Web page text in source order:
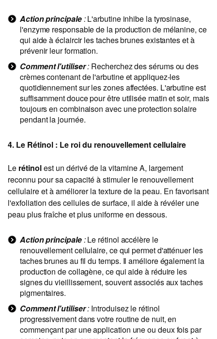
Action principale:L'arbutine inhibe la tyrosinase,
l'enzyme responsable de la production de mélanine, ce
qui aide à éclaircir les taches brunes existantes et à
prévenir leur formation.
Comment l'utiliser: Recherchez des sérums ou des
crèmes contenant de l'arbutine et appliquez-les
quotidiennement sur les zones affectées. L'arbutine est
suffisamment douce pour être utilisée matin et soir, mais
toujours en combinaison avec une protection solaire
pendant la journée.
4. Le Rétinol : Le roi du renouvellement cellulaire
Le rétinolest un dérivé de la vitamine A, largement
reconnu pour sa capacité à stimuler le renouvellement
cellulaire et à améliorer la texture de la peau. En favorisant
l'exfoliation des cellules de surface, il aide à révéler une
peau plus fraîche et plus uniforme en dessous.
Action principale:Le rétinol accélère le
renouvellement cellulaire, ce qui permet d'atténuer les
taches brunes au fil du temps. Il améliore également la
production de collagène, ce qui aide à réduire les
signes du vieillissement, souvent associés aux taches
pigmentaires.
Comment l'utiliser: Introduisez le rétinol
progressivement dans votre routine de nuit, en
commençant par une application une ou deux fois par